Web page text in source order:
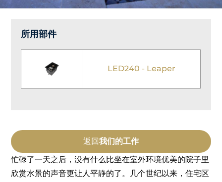
所用部件
LED240 - Leaper
返回我们的工作
忙碌了一天之后，没有什么比坐在室外环境优美的院子里
欣赏水景的声音更让人平静的了。几个世纪以来，住宅区